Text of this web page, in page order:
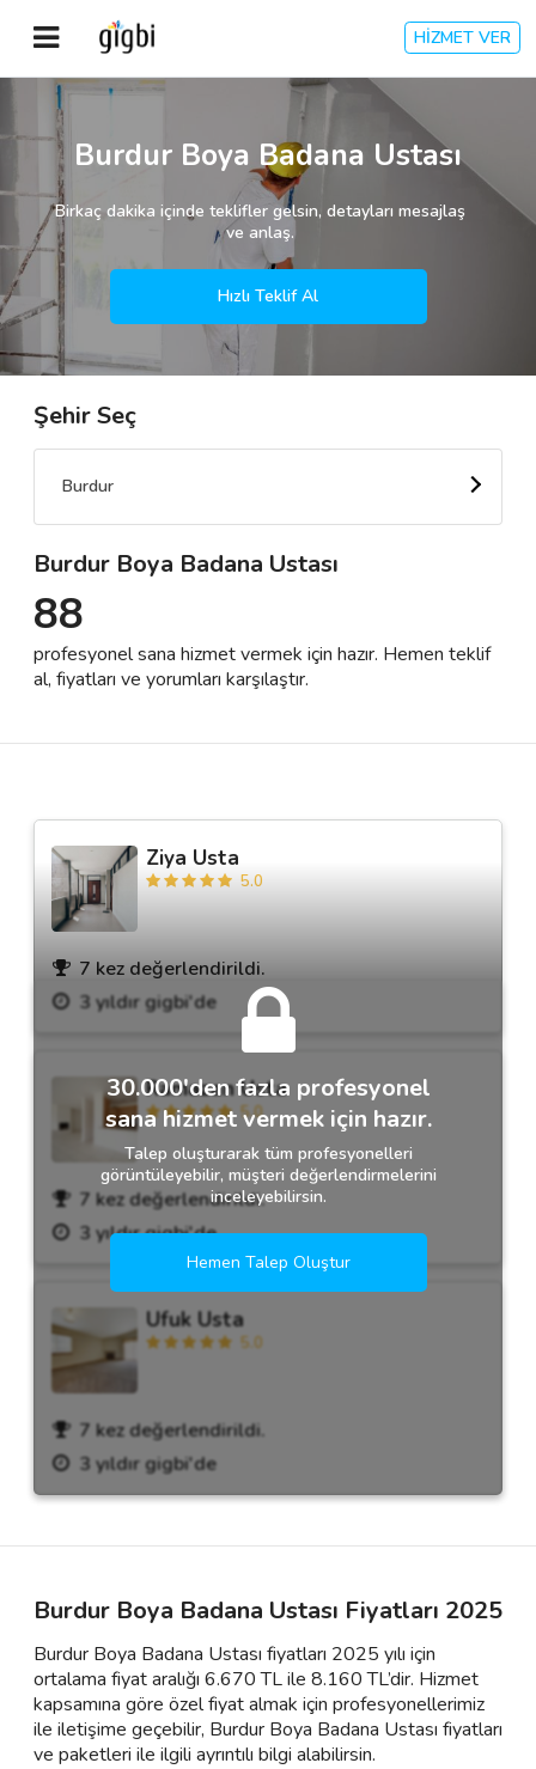
HİZMET VER
Anasayfa
Giriş Yap
Kayıt Ol
Kategoriler
🎈 Biz Kimiz?
🌟 Müşteri Değerlendirmeleri
Destek
İletişim
Burdur Boya Badana Ustası
Birkaç dakika içinde teklifler gelsin, detayları mesajlaş
ve anlaş.
Hızlı Teklif Al
Şehir Seç
Burdur
Burdur Boya Badana Ustası
88
profesyonel sana hizmet vermek için hazır. Hemen teklif
al, fiyatları ve yorumları karşılaştır.
Ziya Usta
5.0
7 kez değerlendirildi.
3 yıldır gigbi'de
Ramazan Usta
5.0
7 kez değerlendirildi.
3 yıldır gigbi'de
Ufuk Usta
5.0
7 kez değerlendirildi.
3 yıldır gigbi'de
30.000'den fazla profesyonel
sana hizmet vermek için hazır.
Talep oluşturarak tüm profesyonelleri
görüntüleyebilir, müşteri değerlendirmelerini
inceleyebilirsin.
Hemen Talep Oluştur
Burdur Boya Badana Ustası Fiyatları 2025
Burdur Boya Badana Ustası fiyatları 2025 yılı için
ortalama fiyat aralığı 6.670 TL ile 8.160 TL’dir. Hizmet
kapsamına göre özel fiyat almak için profesyonellerimiz
ile iletişime geçebilir, Burdur Boya Badana Ustası fiyatları
ve paketleri ile ilgili ayrıntılı bilgi alabilirsin.